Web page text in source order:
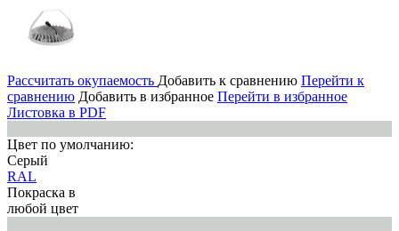
Рассчитать окупаемость Добавить к сравнению Перейти к
сравнению Добавить в избранное Перейти в избранное
Листовка в PDF
Цвет по умолчанию:
Серый
RAL
Покраска в
любой цвет